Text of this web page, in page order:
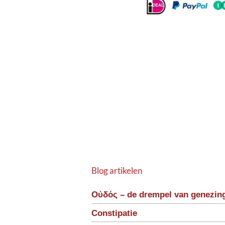
Blog artikelen
Οὐδός – de drempel van
Constipatie